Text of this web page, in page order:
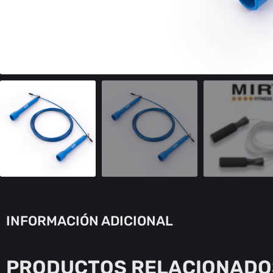
INFORMACIÓN ADICIONAL
PRODUCTOS